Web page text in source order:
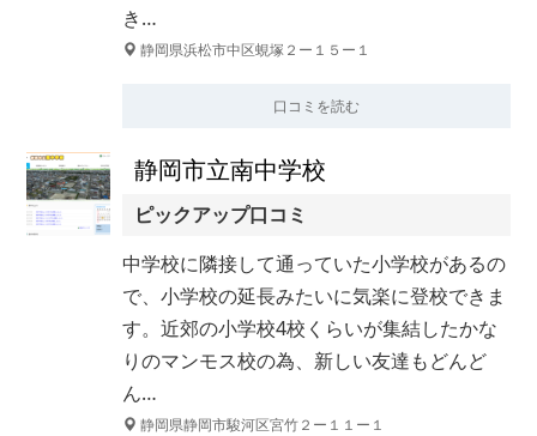
き…
静岡県浜松市中区蜆塚２ー１５ー１
口コミを読む
静岡市立南中学校
ピックアップ口コミ
中学校に隣接して通っていた小学校があるの
で、小学校の延長みたいに気楽に登校できま
す。近郊の小学校4校くらいが集結したかな
りのマンモス校の為、新しい友達もどんど
ん…
静岡県静岡市駿河区宮竹２ー１１ー１